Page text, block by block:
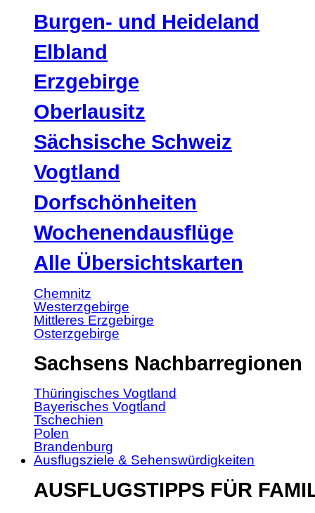
Burgen- und Heideland
Elbland
Erzgebirge
Oberlausitz
Sächsische Schweiz
Vogtland
Dorfschönheiten
Wochenendausflüge
Alle Übersichtskarten
Chemnitz
Westerzgebirge
Mittleres Erzgebirge
Osterzgebirge
Sachsens Nachbarregionen
Thüringisches Vogtland
Bayerisches Vogtland
Tschechien
Polen
Brandenburg
Ausflugsziele & Sehenswürdigkeiten
AUSFLUGSTIPPS FÜR